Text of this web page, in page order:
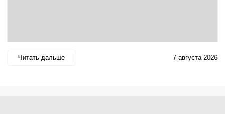
Читать дальше 7 августа 2026